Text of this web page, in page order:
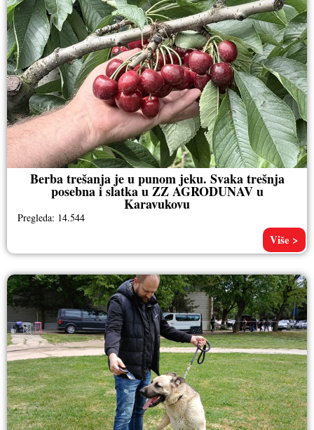
Berba trešanja je u punom jeku. Svaka trešnja
posebna i slatka u ZZ AGRODUNAV u
Karavukovu
Pregleda: 14.544
Više >